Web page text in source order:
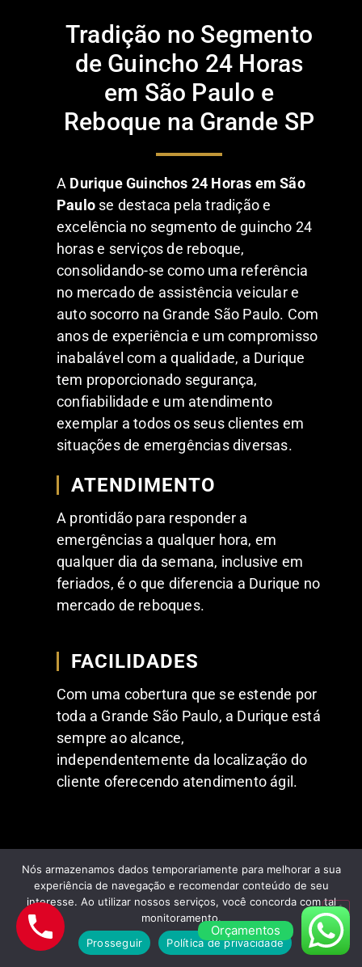
Tradição no Segmento
de Guincho 24 Horas
em São Paulo e
Reboque na Grande SP
A Durique Guinchos 24 Horas em São
Paulo se destaca pela tradição e
excelência no segmento de guincho 24
horas e serviços de reboque,
consolidando-se como uma referência
no mercado de assistência veicular e
auto socorro na Grande São Paulo. Com
anos de experiência e um compromisso
inabalável com a qualidade, a Durique
tem proporcionado segurança,
confiabilidade e um atendimento
exemplar a todos os seus clientes em
situações de emergências diversas.
ATENDIMENTO
A prontidão para responder a
emergências a qualquer hora, em
qualquer dia da semana, inclusive em
feriados, é o que diferencia a Durique no
mercado de reboques.
FACILIDADES
Com uma cobertura que se estende por
toda a Grande São Paulo, a Durique está
sempre ao alcance,
independentemente da localização do
cliente oferecendo atendimento ágil.
FEEDBACKS POSITIVOS DE NOSSOS
CLIENTES
Orçamentos
Nós armazenamos dados temporariamente para melhorar a sua
experiência de navegação e recomendar conteúdo de seu
interesse. Ao utilizar nossos serviços, você concorda com tal
monitoramento.
Prosseguir
Política de privacidade